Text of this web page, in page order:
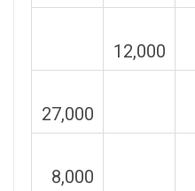
12,000
27,000
8,000